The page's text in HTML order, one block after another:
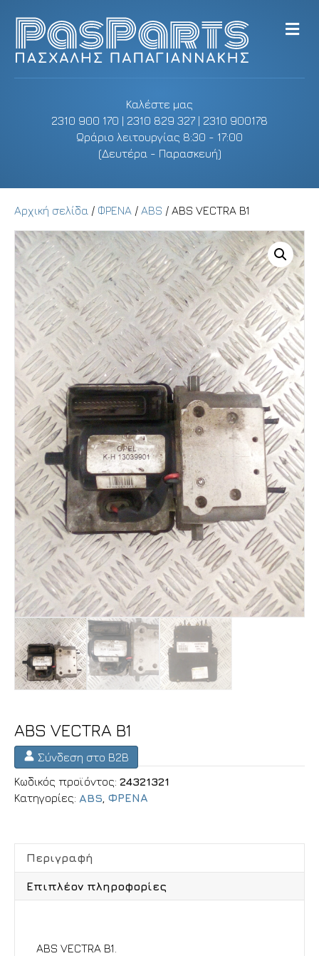
Καλέστε μας
2310 900 170 | 2310 829 327 | 2310 900178
Ωράριο λειτουργίας 8:30 - 17:00
(Δευτέρα - Παρασκευή)
M
e
Αρχική σελίδα / ΦΡΕΝΑ / ABS / ABS VECTRA B1
ABS VECTRA B1
Σύνδεση στο B2B
Κωδικός προϊόντος: 24321321
Κατηγορίες: ABS ΦΡΕΝΑ
Περιγραφή
Επιπλέον πληροφορίες
ABS VECTRA B1.